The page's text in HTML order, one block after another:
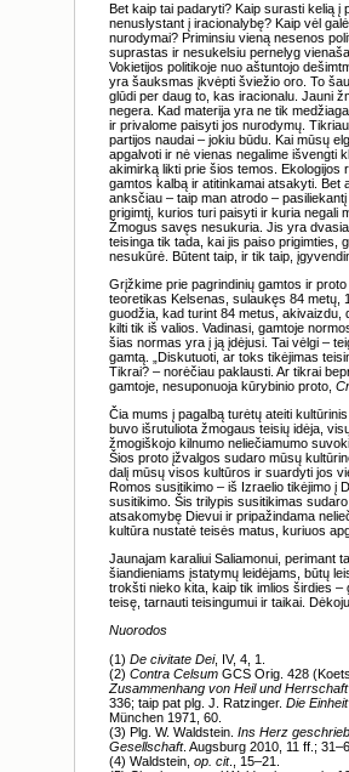
Bet kaip tai padaryti? Kaip surasti kelią
nenuslystant į iracionalybę? Kaip vėl
nurodymai? Priminsiu vieną nesenos
suprastas ir nesukelsiu pernelyg
Vokietijos politikoje nuo aštuntojo
yra šauksmas įkvėpti šviežio oro. To
glūdi per daug to, kas iracionalu. Jauni
negera. Kad materija yra ne tik
ir privalome paisyti jos nurodymų.
partijos naudai – jokiu būdu. Kai mūsų
apgalvoti ir nė vienas negalime išvengti
akimirką likti prie šios temos. Ekologijos
gamtos kalbą ir atitinkamai atsakyti. Bet
anksčiau – taip man atrodo –
prigimtį, kurios turi paisyti ir kuria negali
Žmogus savęs nesukuria. Jis yra
teisinga tik tada, kai jis paiso prigimties,
nesukūrė. Būtent taip, ir tik taip,
Grįžkime prie pagrindinių gamtos ir
teoretikas Kelsenas, sulaukęs 84 metų,
guodžia, kad turint 84 metus, akivaizdu,
kilti tik iš valios. Vadinasi, gamtoje
šias normas yra į ją įdėjusi. Tai vėlgi –
gamtą. „Diskutuoti, ar toks tikėjimas
Tikrai? – norėčiau paklausti. Ar tikrai
gamtoje, nesuponuoja kūrybinio proto,
Čia mums į pagalbą turėtų ateiti
buvo išrutuliota žmogaus teisių idėja,
žmogiškojo kilnumo neliečiamumo
Šios proto įžvalgos sudaro mūsų
dalį mūsų visos kultūros ir suardyti jos
Romos susitikimo – iš Izraelio tikėjimo į
susitikimo. Šis trilypis susitikimas
atsakomybę Dievui ir pripažindama
kultūra nustatė teisės matus, kuriuos
Jaunajam karaliui Saliamonui, perimant
šiandieniams įstatymų leidėjams, būtų
trokšti nieko kita, kaip tik imlios širdies
teisę, tarnauti teisingumui ir taikai.
Nuorodos
(1) De civitate Dei, IV, 4, 1.
(2) Contra Celsum GCS Orig. 428
Zusammenhang von Heil und
336; taip pat plg. J. Ratzinger. Die
München 1971, 60.
(3) Plg. W. Waldstein. Ins Herz
Gesellschaft. Augsburg 2010, 11 ff.;
(4) Waldstein, op. cit., 15–21.